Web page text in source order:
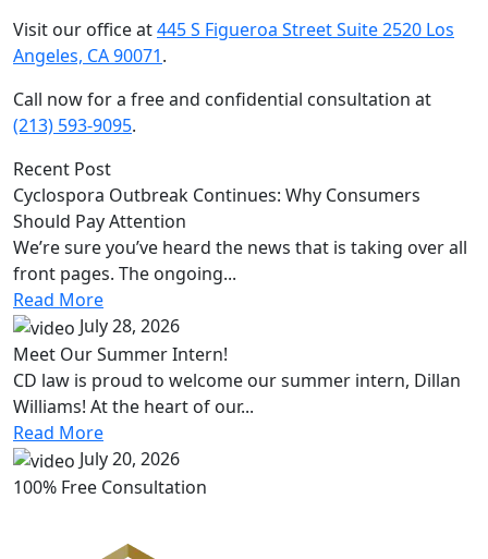
Visit our office at445 S Figueroa Street Suite 2520 Los
Angeles, CA 90071.
Call now for a free and confidential consultation at
(213) 593-9095.
Recent Post
Cyclospora Outbreak Continues: Why Consumers
Should Pay Attention
We’re sure you’ve heard the news that is taking over all
front pages. The ongoing...
Read More
July 28, 2026
Meet Our Summer Intern!
CD law is proud to welcome our summer intern, Dillan
Williams! At the heart of our...
Read More
July 20, 2026
100% Free Consultation